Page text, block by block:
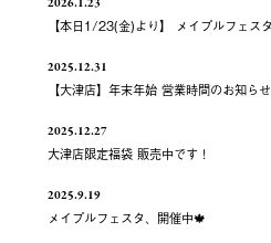
【本日1/23(金)より】 メイプルフェス
2025.12.31
【大津店】年末年始 営業時間のお知ら
2025.12.27
大津店限定福袋 販売中です！
2025.9.19
メイプルフェスタ、開催中🍁